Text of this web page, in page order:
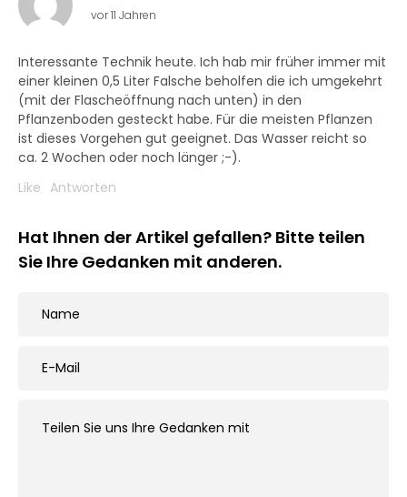
vor 11 Jahren
Interessante Technik heute. Ich hab mir früher immer mit
einer kleinen 0,5 Liter Falsche beholfen die ich umgekehrt
(mit der Flascheöffnung nach unten) in den
Pflanzenboden gesteckt habe. Für die meisten Pflanzen
ist dieses Vorgehen gut geeignet. Das Wasser reicht so
ca. 2 Wochen oder noch länger ;-).
Like Antworten
Hat Ihnen der Artikel gefallen? Bitte teilen
Sie Ihre Gedanken mit anderen.